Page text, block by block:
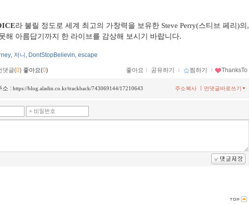
라 불릴 정도로 세계 최고의 가창력을 보유한 Steve Perry(스티브 페리)의,
해 아름답기까지 한 라이브를 감상해 보시기 바랍니다.
, 저니 , DontStopBelievin, escape
댓글(0) 좋아요(0) 좋아요 ｌ 공유하기 ｌ 찜하기 ｌ ThanksTo
소 : https://blog.aladin.co.kr/trackback/743069144/17210643 먼댓글바로쓰기
주소복사